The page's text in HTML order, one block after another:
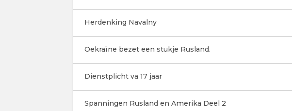
Herdenking Navalny
Oekraïne bezet een stukje Rusland.
Dienstplicht va 17 jaar
Spanningen Rusland en Amerika Deel 2